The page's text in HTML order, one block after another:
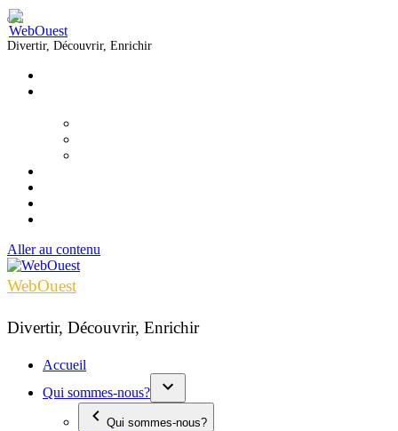
Divertir, Découvrir, Enrichir
Aller au contenu
WebOuest
Divertir, Découvrir, Enrichir
Accueil
Qui sommes-nous?
Qui sommes-nous?